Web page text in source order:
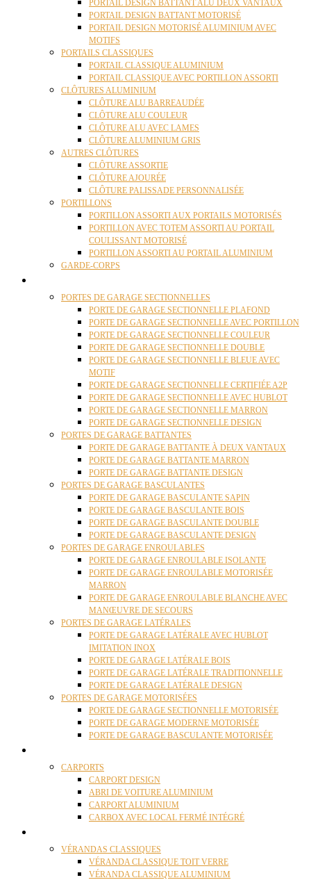
PORTAIL DESIGN BATTANT ALU DEUX VANTAUX
PORTAIL DESIGN BATTANT MOTORISÉ
PORTAIL DESIGN MOTORISÉ ALUMINIUM AVEC
MOTIFS
PORTAILS CLASSIQUES
PORTAIL CLASSIQUE ALUMINIUM
PORTAIL CLASSIQUE AVEC PORTILLON ASSORTI
CLÔTURES ALUMINIUM
CLÔTURE ALU BARREAUDÉE
CLÔTURE ALU COULEUR
CLÔTURE ALU AVEC LAMES
CLÔTURE ALUMINIUM GRIS
AUTRES CLÔTURES
CLÔTURE ASSORTIE
CLÔTURE AJOURÉE
CLÔTURE PALISSADE PERSONNALISÉE
PORTILLONS
PORTILLON ASSORTI AUX PORTAILS MOTORISÉS
PORTILLON AVEC TOTEM ASSORTI AU PORTAIL
COULISSANT MOTORISÉ
PORTILLON ASSORTI AU PORTAIL ALUMINIUM
GARDE-CORPS
PORTES DE GARAGE SECTIONNELLES
PORTE DE GARAGE SECTIONNELLE PLAFOND
PORTE DE GARAGE SECTIONNELLE AVEC PORTILLON
PORTE DE GARAGE SECTIONNELLE COULEUR
PORTE DE GARAGE SECTIONNELLE DOUBLE
PORTE DE GARAGE SECTIONNELLE BLEUE AVEC
MOTIF
PORTE DE GARAGE SECTIONNELLE CERTIFIÉE A2P
PORTE DE GARAGE SECTIONNELLE AVEC HUBLOT
PORTE DE GARAGE SECTIONNELLE MARRON
PORTE DE GARAGE SECTIONNELLE DESIGN
PORTES DE GARAGE BATTANTES
PORTE DE GARAGE BATTANTE À DEUX VANTAUX
PORTE DE GARAGE BATTANTE MARRON
PORTE DE GARAGE BATTANTE DESIGN
PORTES DE GARAGE BASCULANTES
PORTE DE GARAGE BASCULANTE SAPIN
PORTE DE GARAGE BASCULANTE BOIS
PORTE DE GARAGE BASCULANTE DOUBLE
PORTE DE GARAGE BASCULANTE DESIGN
PORTES DE GARAGE ENROULABLES
PORTE DE GARAGE ENROULABLE ISOLANTE
PORTE DE GARAGE ENROULABLE MOTORISÉE
MARRON
PORTE DE GARAGE ENROULABLE BLANCHE AVEC
MANŒUVRE DE SECOURS
PORTES DE GARAGE LATÉRALES
PORTE DE GARAGE LATÉRALE AVEC HUBLOT
IMITATION INOX
PORTE DE GARAGE LATÉRALE BOIS
PORTE DE GARAGE LATÉRALE TRADITIONNELLE
PORTE DE GARAGE LATÉRALE DESIGN
PORTES DE GARAGE MOTORISÉES
PORTE DE GARAGE SECTIONNELLE MOTORISÉE
PORTE DE GARAGE MODERNE MOTORISÉE
PORTE DE GARAGE BASCULANTE MOTORISÉE
CARPORTS
CARPORT DESIGN
ABRI DE VOITURE ALUMINIUM
CARPORT ALUMINIUM
CARBOX AVEC LOCAL FERMÉ INTÉGRÉ
VÉRANDAS CLASSIQUES
VÉRANDA CLASSIQUE TOIT VERRE
VÉRANDA CLASSIQUE ALUMINIUM